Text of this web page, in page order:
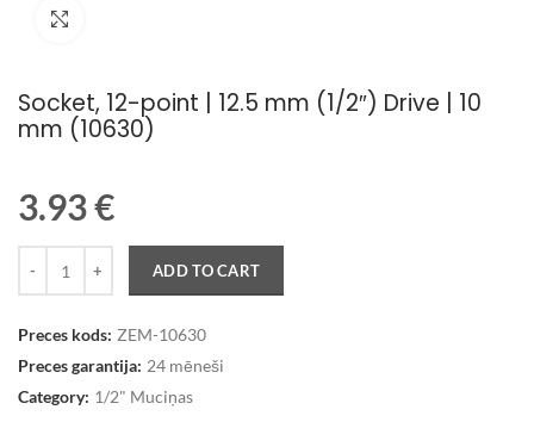
Socket, 12-point | 12.5 mm (1/2″) Drive | 10
mm (10630)
3.93€
ADD TO CART
Preces kods: ZEM-10630
Preces garantija: 24 mēneši
Category: 1/2" Muciņas